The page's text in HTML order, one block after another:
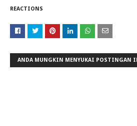
REACTIONS
ANDA MUNGKIN MENYUKAI POSTINGAN